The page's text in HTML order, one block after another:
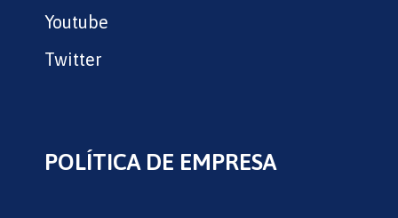
Youtube
Twitter
POLÍTICA DE EMPRESA